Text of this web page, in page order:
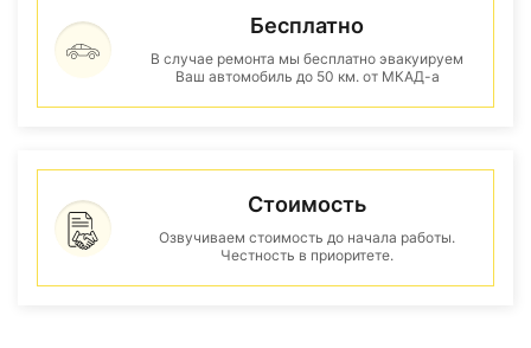
Бесплатно
В случае ремонта мы бесплатно эвакуируем
Ваш автомобиль до 50 км. от МКАД-а
Стоимость
Озвучиваем стоимость до начала работы.
Честность в приоритете.